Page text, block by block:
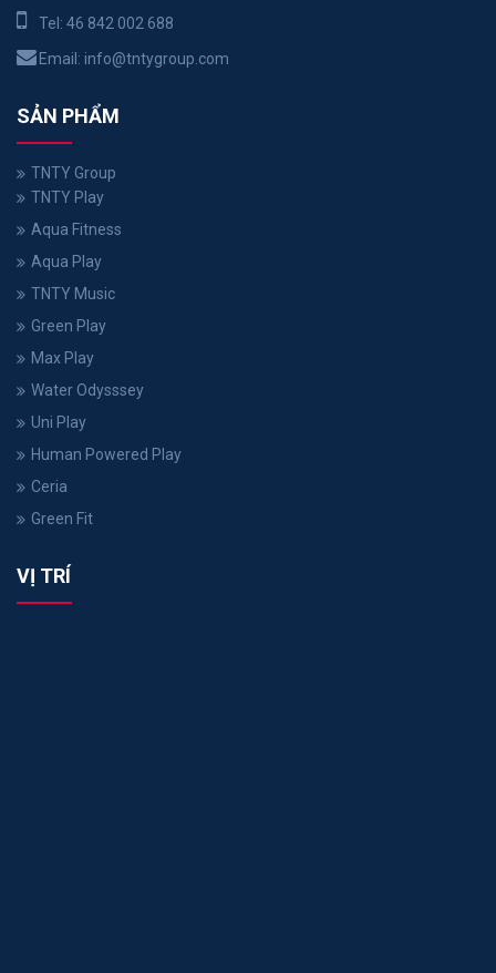
Tel: 46 842 002 688
Email: info@tntygroup.com
SẢN PHẨM
TNTY Group
TNTY Play
Aqua Fitness
Aqua Play
TNTY Music
Green Play
Max Play
Water Odysssey
Uni Play
Human Powered Play
Ceria
Green Fit
VỊ TRÍ